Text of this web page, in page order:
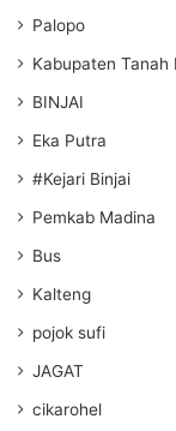
Palopo
Kabupaten Tanah
BINJAI
Eka Putra
#Kejari Binjai
Pemkab Madina
Bus
Kalteng
pojok sufi
JAGAT
cikarohel